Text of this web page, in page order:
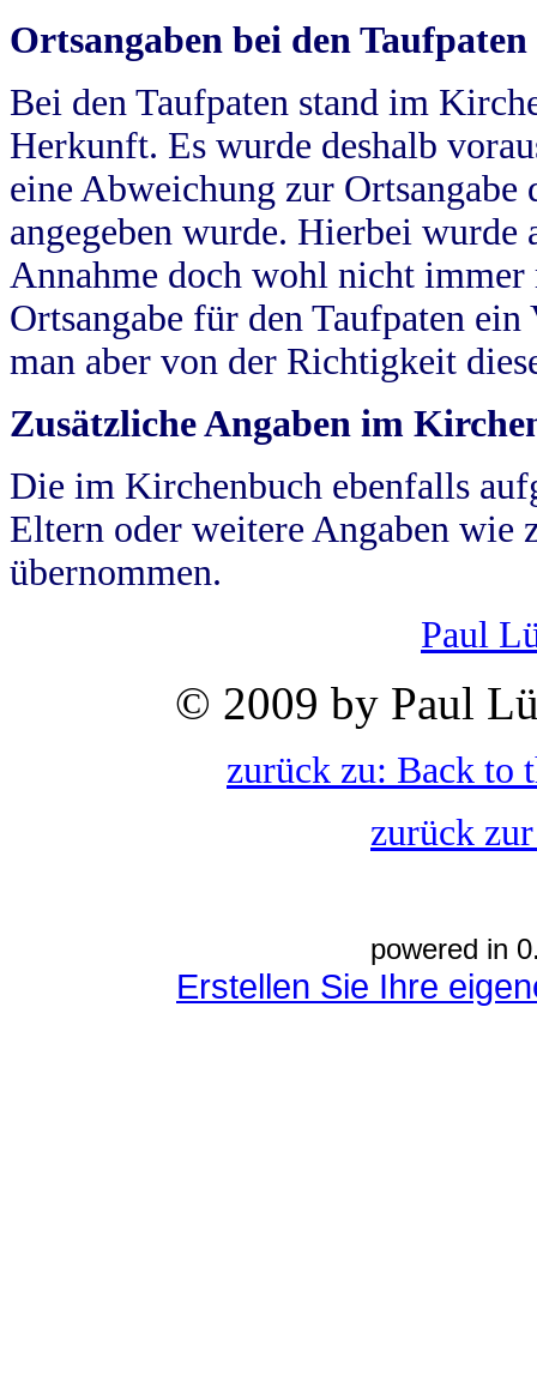
Ortsangaben bei den Taufpaten
Bei den Taufpaten stand im
Herkunft. Es wurde deshalb
eine Abweichung zur
angegeben wurde. Hierbei wurde
Annahme doch wohl nicht
Ortsangabe für den Taufpaten
man aber von der Richtigkeit
Zusätzliche Angaben im
Die im Kirchenbuch ebenfalls
Eltern oder weitere Angaben wie
übernommen.
Paul
© 2009 by Paul
zurück zu: Back to
zurück
powered in
Erstellen Sie Ihre